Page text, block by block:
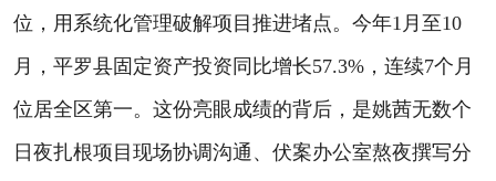
位，用系统化管理破解项目推进堵点。今年1月至10
月，平罗县固定资产投资同比增长57.3%，连续7个月
位居全区第一。这份亮眼成绩的背后，是姚茜无数个
日夜扎根项目现场协调沟通、伏案办公室熬夜撰写分